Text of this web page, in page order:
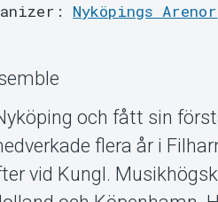
Nyköpings Arenor
och fått sin
flera år i
vid Kungl.